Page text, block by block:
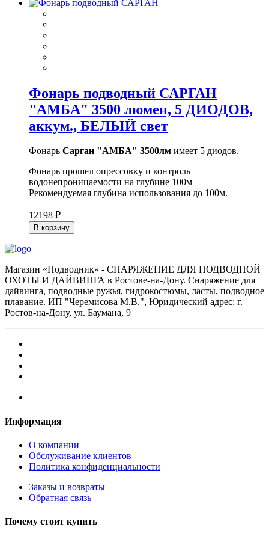
Фонарь подводный САРГАН
"АМБА" 3500 люмен, 5 ДИОДОВ,
аккум., БЕЛЫЙ свет
Фонарь Сарган "АМБА" 3500лм имеет 5 диодов.
Фонарь прошел опрессовку и контроль
водонепроницаемости на глубине 100м
Рекомендуемая глубина использования до 100м.
12198 ₽
В корзину
Магазин «Подводник» - СНАРЯЖЕНИЕ ДЛЯ ПОДВОДНОЙ
ОХОТЫ И ДАЙВИНГА в Ростове-на-Дону. Снаряжение для
дайвинга, подводные ружья, гидрокостюмы, ласты, подводное
плавание. ИП "Черемисова М.В.", Юридический адрес: г.
Ростов-на-Дону, ул. Баумана, 9
Информация
О компании
Обслуживание клиентов
Политика конфиденциальности
Заказы и возвраты
Обратная связь
Почему стоит купить